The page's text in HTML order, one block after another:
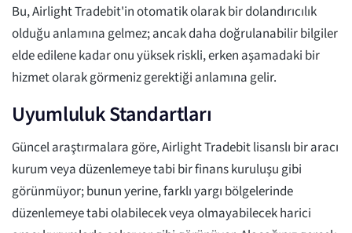
Bu, Airlight Tradebit'in otomatik olarak bir dolandırıcılık
olduğu anlamına gelmez; ancak daha doğrulanabilir bilgiler
elde edilene kadar onu yüksek riskli, erken aşamadaki bir
hizmet olarak görmeniz gerektiği anlamına gelir.
Uyumluluk Standartları
Güncel araştırmalara göre, Airlight Tradebit lisanslı bir aracı
kurum veya düzenlemeye tabi bir finans kuruluşu gibi
görünmüyor; bunun yerine, farklı yargı bölgelerinde
düzenlemeye tabi olabilecek veya olmayabilecek harici